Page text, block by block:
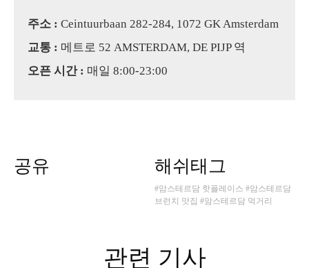
주소 : Ceintuurbaan 282-284, 1072 GK Amsterdam
교통 : 메트로 52 AMSTERDAM, DE PIJP 역
오픈 시간 : 매일 8:00-23:00
공유 해쉬태그
#암스테르담 핫플레이스 #암스테르담
브런치 맛집 #암스테르담 먹거리
관련 기사